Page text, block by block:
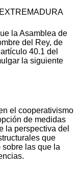
la Asamblea de
del Rey, de
40.1 del
la siguiente
el cooperativismo
de medidas
la perspectiva del
que
las que la